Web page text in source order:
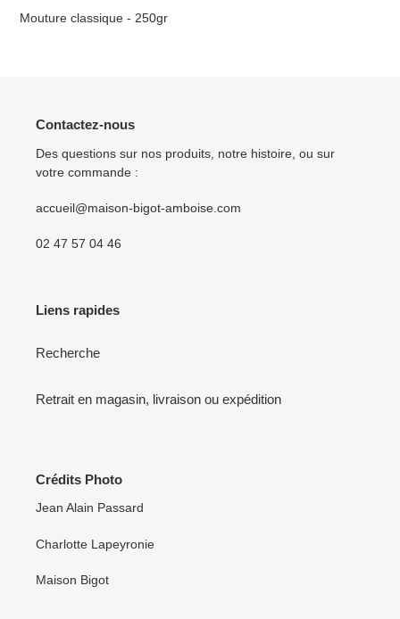
votre
Mouture classique - 250gr
Contactez-nous
Des questions sur nos produits, notre histoire, ou sur
votre commande :
accueil@maison-bigot-amboise.com
02 47 57 04 46
Liens rapides
Recherche
Retrait en magasin, livraison ou expédition
Crédits Photo
Jean Alain Passard
Charlotte Lapeyronie
Maison Bigot